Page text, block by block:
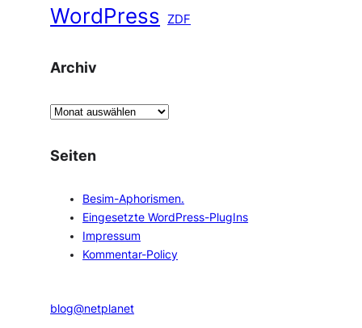
WordPress ZDF
Archiv
A
c
h
Seiten
Besim-Aphorismen.
Eingesetzte WordPress-PlugIns
Impressum
Kommentar-Policy
blog@netplanet